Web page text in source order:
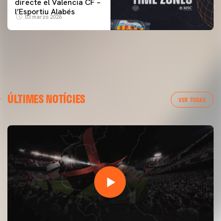
l’Esportiu Alabés
03 marzo 2026
ÚLTIMES NOTÍCIES VER TODAS